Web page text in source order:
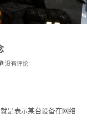
没有评论
是表示某台设备在网络